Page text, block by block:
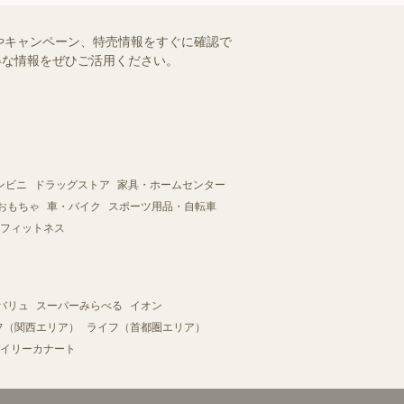
ャンペーン、特売情報をすぐに確認で
情報をぜひご活用ください。
ビニ ドラッグストア
家具・ホームセンター
もちゃ 車・バイク
スポーツ用品・自転車
ィットネス
リュ スーパーみらべる
イオン
関西エリア）
ライフ（首都圏エリア）
リーカナート